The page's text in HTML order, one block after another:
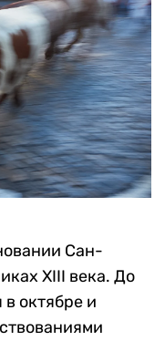
Сан-
XIII века. До
октябре и